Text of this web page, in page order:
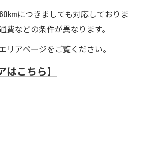
につきましても対応しておりま
費などの条件が異なります。
リアページをご覧ください。
はこちら】